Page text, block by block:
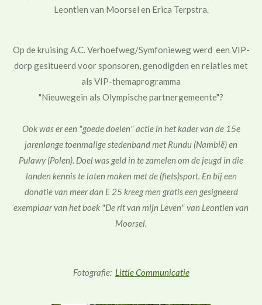
Leontien van Moorsel en Erica Terpstra.
Op de kruising A.C. Verhoefweg/Symfonieweg werd een VIP-
dorp gesitueerd voor sponsoren, genodigden en relaties met
als VIP-themaprogramma
"Nieuwegein als Olympische partnergemeente"?
Ook was er een "goede doelen" actie in het kader van de 15e
jarenlange toenmalige stedenband met Rundu (Nambië) en
Pulawy (Polen). Doel was geld in te zamelen om de jeugd in die
landen kennis te laten maken met de (fiets)sport. En bij een
donatie van meer dan E 25 kreeg men gratis een gesigneerd
exemplaar van het boek "De rit van mijn Leven" van Leontien van
Moorsel.
Fotografie: Little Communicatie